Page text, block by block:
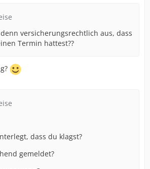
versicherungsrechtlich aus, dass
Termin hattest??
dass du klagst?
gemeldet?